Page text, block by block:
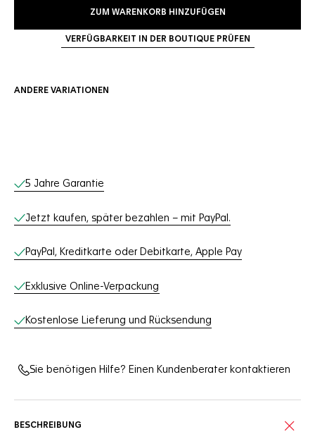
ZUM WARENKORB HINZUFÜGEN
VERFÜGBARKEIT IN DER BOUTIQUE PRÜFEN
ANDERE VARIATIONEN
Online-Services
5 Jahre Garantie
Jetzt kaufen, später bezahlen – mit PayPal.
PayPal, Kreditkarte oder Debitkarte, Apple Pay
Exklusive Online-Verpackung
Kostenlose Lieferung und Rücksendung
Sie benötigen Hilfe? Einen Kundenberater kontaktieren
BESCHREIBUNG